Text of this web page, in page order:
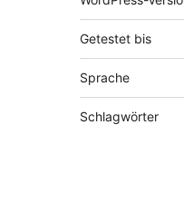
Getestet bis
Sprache
Schlagwörter